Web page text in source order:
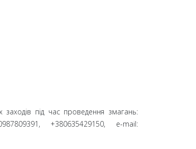
заходів під час проведення змагань:
+380635429150, e-mail: